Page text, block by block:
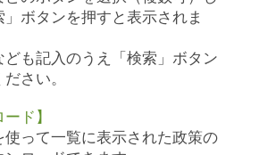
」ボタンを押すと表示されま
ども記入のうえ「検索」ボタン
さい。
ド】
使って一覧に表示された政策の